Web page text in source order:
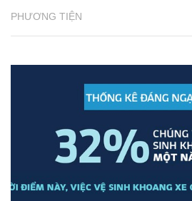
PHƯƠNG TIỆN